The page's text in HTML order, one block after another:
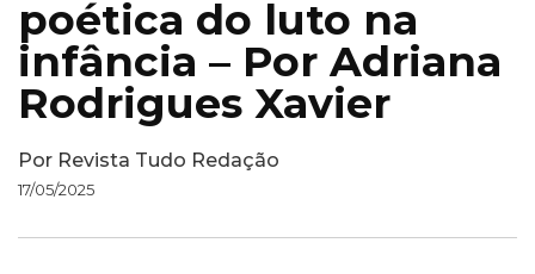
poética do luto na
infância – Por Adriana
Rodrigues Xavier
Por Revista Tudo Redação
17/05/2025